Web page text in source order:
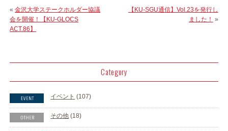
«金沢大学ステークホルダー協議
会を開催！【KU-GLOCS
ACT.86】
【KU-SGU通信】Vol.23を発行し
ました！ »
Category
イベント (107)
その他 (18)